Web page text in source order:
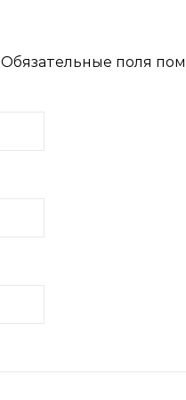
Обязательные поля